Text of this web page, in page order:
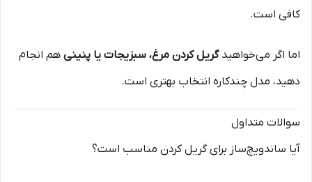
کافی است.
اما اگر می‌خواهیدگریل کردن مرغ، سبزیجات یا پنینی هم انجام
دهید، مدل چندکاره انتخاب بهتری است.
سوالات متداول
آیا ساندویچ‌ساز برای گریل کردن مناسب است؟